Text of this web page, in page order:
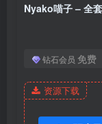
Nyako喵子 –
Nyako喵子 –
Nyako喵子 –
Nyako喵子 –
Nyako喵子 – 全
钻石会员 免费
资源下载